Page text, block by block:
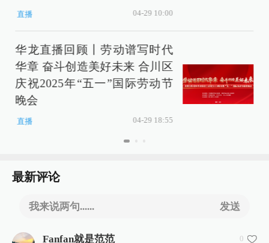
直播 04-29 10:00
华龙直播回顾丨劳动谱写时代
华章 奋斗创造美好未来 合川区
庆祝2025年“五一”国际劳动节
晚会
直播 04-29 18:55
最新评论
我来说两句...... 发送
Fanfan就是范范 0